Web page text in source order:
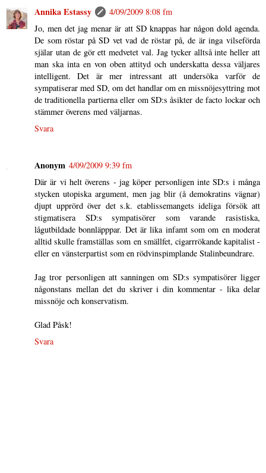
Annika Estassy
4/09/2009 8:08 fm
Jo, men det jag menar är att SD knappas har någon dold agenda.
De som röstar på SD vet vad de röstar på, de är inga vilseförda
själar utan de gör ett medvetet val. Jag tycker alltså inte heller att
man ska inta en von oben attityd och underskatta dessa väljares
intelligent. Det är mer intressant att undersöka varför de
sympatiserar med SD, om det handlar om en missnöjesyttring mot
de traditionella partierna eller om SD:s åsikter de facto lockar och
stämmer överens med väljarnas.
Svara
Anonym 4/09/2009 9:39 fm
Där är vi helt överens - jag köper personligen inte SD:s i många
stycken utopiska argument, men jag blir (å demokratins vägnar)
djupt upprörd över det s.k. etablissemangets ideliga försök att
stigmatisera SD:s sympatisörer som varande rasistiska,
lågutbildade bonnläpppar. Det är lika infamt som om en moderat
alltid skulle framställas som en smällfet, cigarrrökande kapitalist -
eller en vänsterpartist som en rödvinspimplande Stalinbeundrare.
Jag tror personligen att sanningen om SD:s sympatisörer ligger
någonstans mellan det du skriver i din kommentar - lika delar
missnöje och konservatism.
Glad Påsk!
Svara